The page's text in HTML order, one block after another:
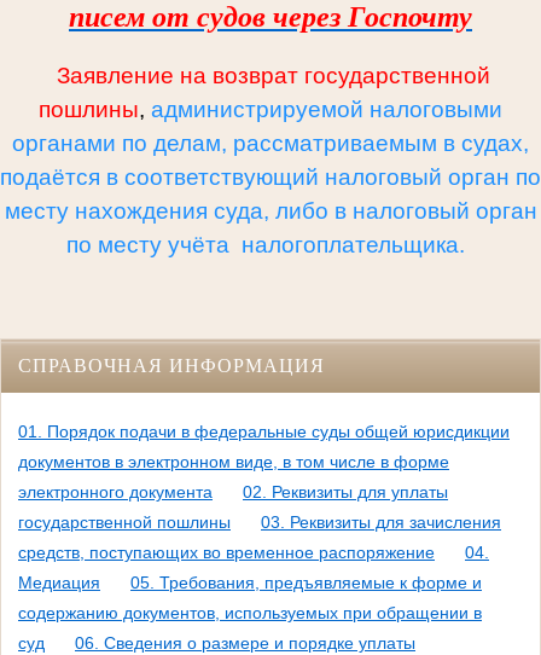
писем от судов через Госпочту
Заявление на возврат государственной
пошлины, администрируемой налоговыми
органами по делам, рассматриваемым в судах,
подаётся в соответствующий налоговый орган по
месту нахождения суда, либо в налоговый орган
по месту учёта налогоплательщика.
СПРАВОЧНАЯ ИНФОРМАЦИЯ
01. Порядок подачи в федеральные суды общей юрисдикции
документов в электронном виде, в том числе в форме
электронного документа
02. Реквизиты для уплаты
государственной пошлины
03. Реквизиты для зачисления
средств, поступающих во временное распоряжение
04.
Медиация
05. Требования, предъявляемые к форме и
содержанию документов, используемых при обращении в
суд
06. Сведения о размере и порядке уплаты